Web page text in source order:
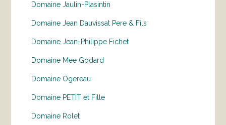
Domaine Jaulin-Plasintin
Domaine Jean Dauvissat Pere & Fils
Domaine Jean-Philippe Fichet
Domaine Mee Godard
Domaine Ogereau
Domaine PETIT et Fille
Domaine Rolet